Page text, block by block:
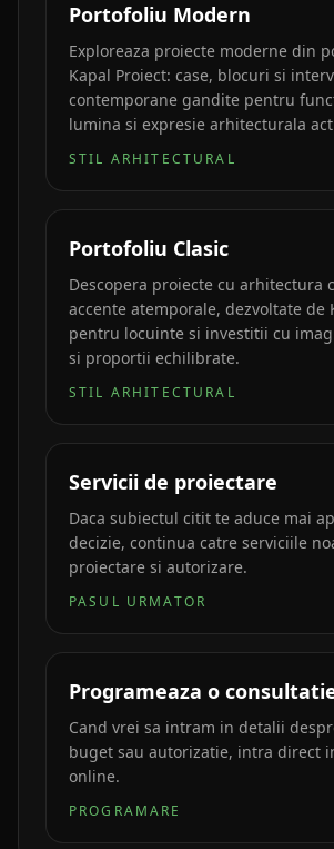
Portofoliu Modern
Exploreaza proiecte moderne din
Kapal Proiect: case, blocuri si
contemporane gandite pentru
lumina si expresie arhitecturala
STIL ARHITECTURAL
Portofoliu Clasic
Descopera proiecte cu arhitectura
accente atemporale, dezvoltate de
pentru locuinte si investitii cu
si proportii echilibrate.
STIL ARHITECTURAL
Servicii de proiectare
Daca subiectul citit te aduce mai
decizie, continua catre serviciile
proiectare si autorizare.
PASUL URMATOR
Programeaza o
Cand vrei sa intram in detalii
buget sau autorizatie, intra direct
online.
PROGRAMARE